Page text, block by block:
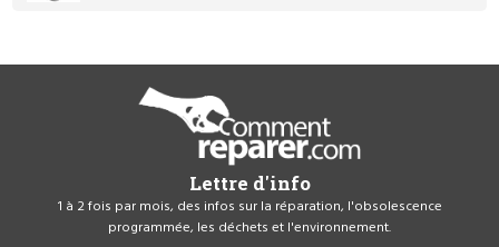
Lettre d'info
1 à 2 fois par mois, des infos sur la réparation, l'obsolescence
programmée, les déchets et l'environnement.